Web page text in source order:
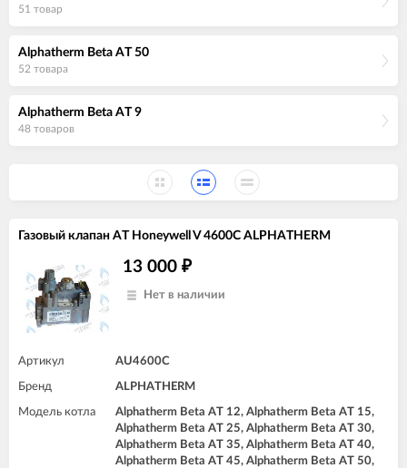
51 товар
Alphatherm Beta AT 50
52 товара
Alphatherm Beta AT 9
48 товаров
Газовый клапан AT Honeywell V 4600C ALPHATHERM
13 000 ₽
Нет в наличии
Артикул AU4600C
Бренд ALPHATHERM
Модель котла
Alphatherm Beta AT 12, Alphatherm Beta AT 15,
Alphatherm Beta AT 25, Alphatherm Beta AT 30,
Alphatherm Beta AT 35, Alphatherm Beta AT 40,
Alphatherm Beta AT 45, Alphatherm Beta AT 50,